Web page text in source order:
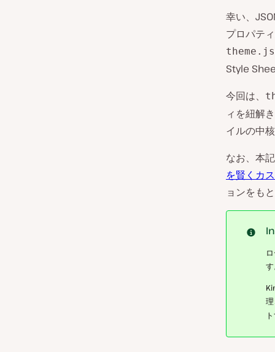
幸い、
プロパテ
Style
今回は、
ィを紐解
イルの中
なお、本
を賢くカ
ョンをも
す